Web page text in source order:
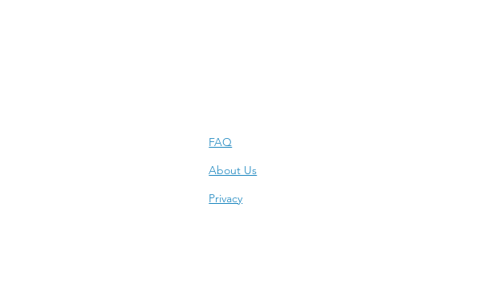
FAQ
About Us
Privacy